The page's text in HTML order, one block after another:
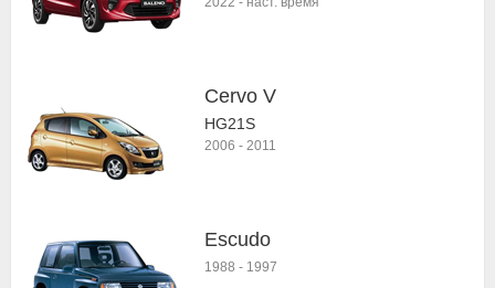
Cervo V
HG21S
2006 - 2011
Escudo
1988 - 1997